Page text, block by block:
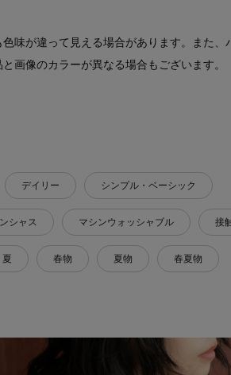
味が違って見える場合があります。また、
画像のカラーが異なる場合もございます。
デイリー シンプル・ベーシック
シャス マシンウォッシャブル 接
夏 春物 夏物 春夏物